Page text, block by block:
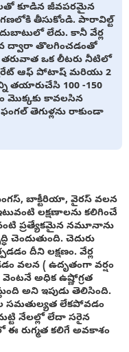
కూడిన జీవపరమైన
తీసుకోండి. పారావిల్ట్
లేదు. కానీ వేర్ల
ద్వారా తొలగించడంతో
తరువాత ఒక లీటరు నీటిలో
ఆఫ్ పోటాష్ మరియు 2
తయారుచేసి 100 -150
మొక్కకు కావలసిన
తెగుళ్లను రాకుండా
బాక్టీరియా, వైరస్ వలన
లక్షణాలను కలిగించే
ప్రత్యేకమైన నమూనాను
చెందుతుంది. చెదురు
దీని లక్షణం. వేర్ల
వలన ( ఉదృతంగా వర్షం
అధిక ఉష్ణోగ్రత
అని ఇపుడు తెలిసింది.
లేకపోవడం
మట్టి నేలల్లో లేదా సరైన
ఈ రుగ్మత కలిగే అవకాశం